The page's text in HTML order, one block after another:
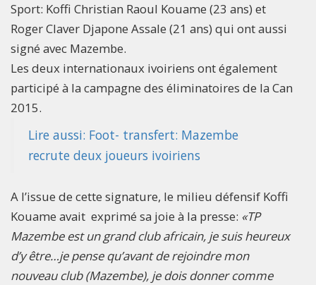
Sport: Koffi Christian Raoul Kouame (23 ans) et
Roger Claver Djapone Assale (21 ans) qui ont aussi
signé avec Mazembe.
Les deux internationaux ivoiriens ont également
participé à la campagne des éliminatoires de la Can
2015.
Lire aussi: Foot- transfert: Mazembe
recrute deux joueurs ivoiriens
A l’issue de cette signature, le milieu défensif Koffi
Kouame avait exprimé sa joie à la presse: «TP
Mazembe est un grand club africain, je suis heureux
d’y être…je pense qu’avant de rejoindre mon
nouveau club (Mazembe), je dois donner comme